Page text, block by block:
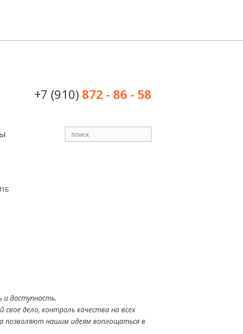
+7 (910) 872 - 86 - 58
и доступность.
дело, контроль качества на всех
позволяют нашим идеям воплощаться в